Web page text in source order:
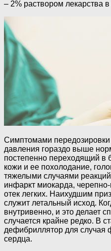
– 2% раствором лекарства в
Симптомами
давления гораздо выше
постепенно переходящий в
кожи и ее похолодание,
тяжелыми случаями
инфаркт миокарда,
отек легких. Наихудшим
служит летальный исход.
внутривенно, и это делает
случается крайне редко. В
дефибриллятор для случая
сердца.